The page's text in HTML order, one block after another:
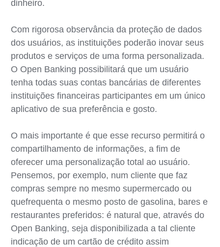
dinheiro.
Com rigorosa observância da proteção de dados
dos usuários, as instituições poderão inovar seus
produtos e serviços de uma forma personalizada.
O Open Banking possibilitará que um usuário
tenha todas suas contas bancárias de diferentes
instituições financeiras participantes em um único
aplicativo de sua preferência e gosto.
O mais importante é que esse recurso permitirá o
compartilhamento de informações, a fim de
oferecer uma personalização total ao usuário.
Pensemos, por exemplo, num cliente que faz
compras sempre no mesmo supermercado ou
quefrequenta o mesmo posto de gasolina, bares e
restaurantes preferidos: é natural que, através do
Open Banking, seja disponibilizada a tal cliente
indicação de um cartão de crédito assim